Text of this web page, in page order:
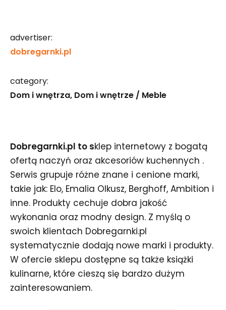
advertiser:
dobregarnki.pl
category:
Dom i wnętrza Dom i wnętrze / Meble
Dobregarnki.pl to sklep internetowy z bogatą
ofertą naczyń oraz akcesoriów kuchennych .
Serwis grupuje różne znane i cenione marki,
takie jak: Elo, Emalia Olkusz, Berghoff, Ambition i
inne. Produkty cechuje dobra jakość
wykonania oraz modny design. Z myślą o
swoich klientach Dobregarnki.pl
systematycznie dodają nowe marki i produkty.
W ofercie sklepu dostępne są także książki
kulinarne, które cieszą się bardzo dużym
zainteresowaniem.